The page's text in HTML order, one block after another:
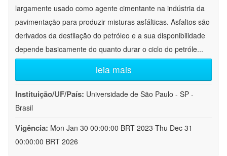
largamente usado como agente cimentante na indústria da
pavimentação para produzir misturas asfálticas. Asfaltos são
derivados da destilação do petróleo e a sua disponibilidade
depende basicamente do quanto durar o ciclo do petróle...
leia mais
Instituição/UF/País: Universidade de São Paulo - SP -
Brasil
Vigência: Mon Jan 30 00:00:00 BRT 2023-Thu Dec 31
00:00:00 BRT 2026